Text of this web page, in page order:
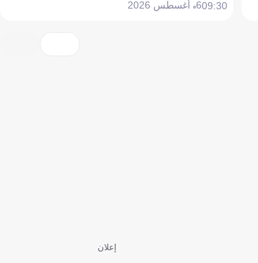
09:306 أغسطس 2026
إعلان